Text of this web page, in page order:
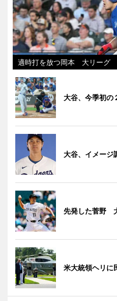
適時打を放つ岡本 大リーグ
大谷、今季初
大谷、イメージ
先発した菅野
米大統領ヘリに